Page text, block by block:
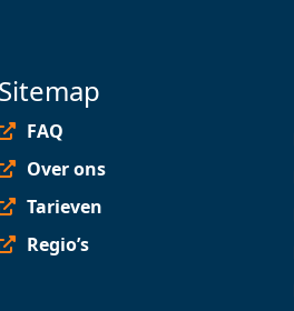
Sitemap
FAQ
Over ons
Tarieven
Regio’s